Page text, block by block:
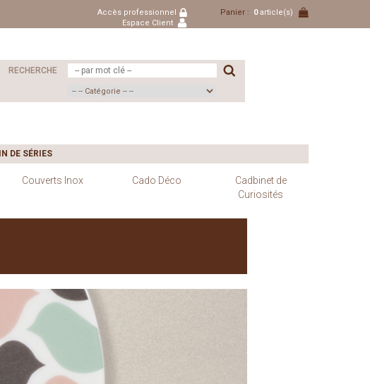
Accès professionnel
Espace Client
Panier : 0article(s)
RECHERCHE
DE SÉRIES
Couverts Inox Cado Déco
Cadbinet de
Curiosités